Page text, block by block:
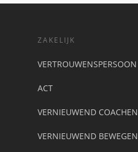
ZAKELIJK
VERTROUWENSPERSOON
ACT
VERNIEUWEND COACHEN
VERNIEUWEND BEWEGEN